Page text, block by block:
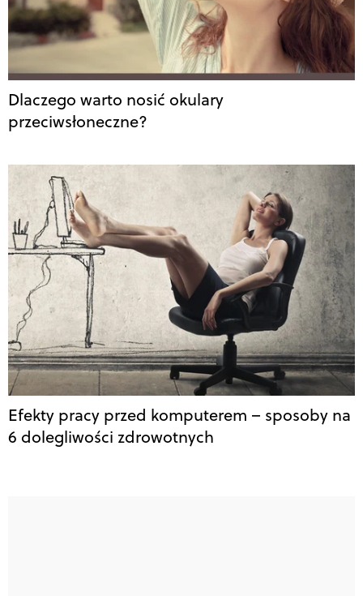
Dlaczego warto nosić okulary
przeciwsłoneczne?
Efekty pracy przed komputerem – sposoby na
6 dolegliwości zdrowotnych